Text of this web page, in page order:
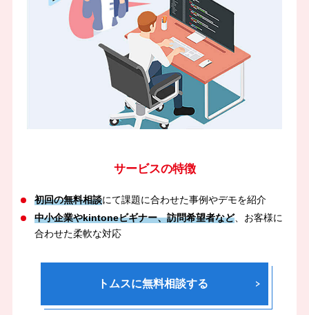
サービスの特徴
初回の無料相談にて課題に合わせた事例やデモを紹介
中小企業やkintoneビギナー、訪問希望者など、お客様に
合わせた柔軟な対応
トムスに無料相談する